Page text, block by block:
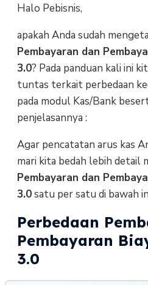
Halo Pebisnis,
apakah Anda sudah
Pembayaran dan
3.0? Pada panduan kali ini
tuntas terkait perbedaan
pada modul Kas/Bank
penjelasannya :
Agar pencatatan arus kas
mari kita bedah lebih detail
Pembayaran dan
3.0satu per satu di bawah
Perbedaan
Pembayaran
3.0